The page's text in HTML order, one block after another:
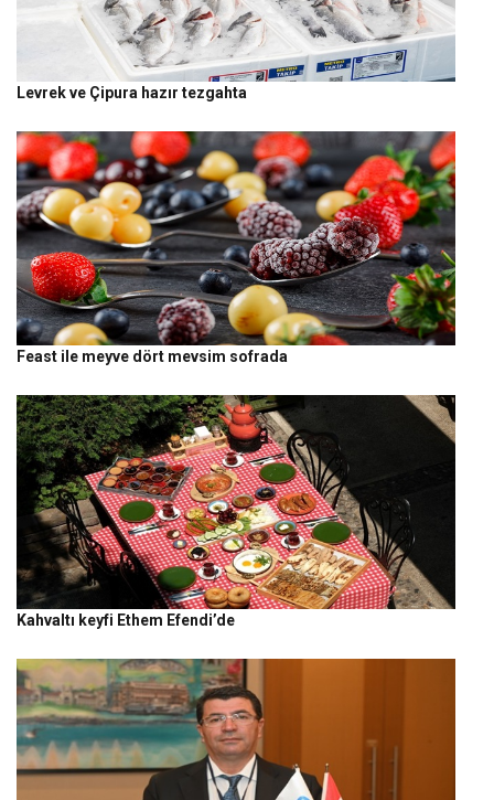
Levrek ve Çipura hazır tezgahta
Feast ile meyve dört mevsim sofrada
Kahvaltı keyfi Ethem Efendi’de